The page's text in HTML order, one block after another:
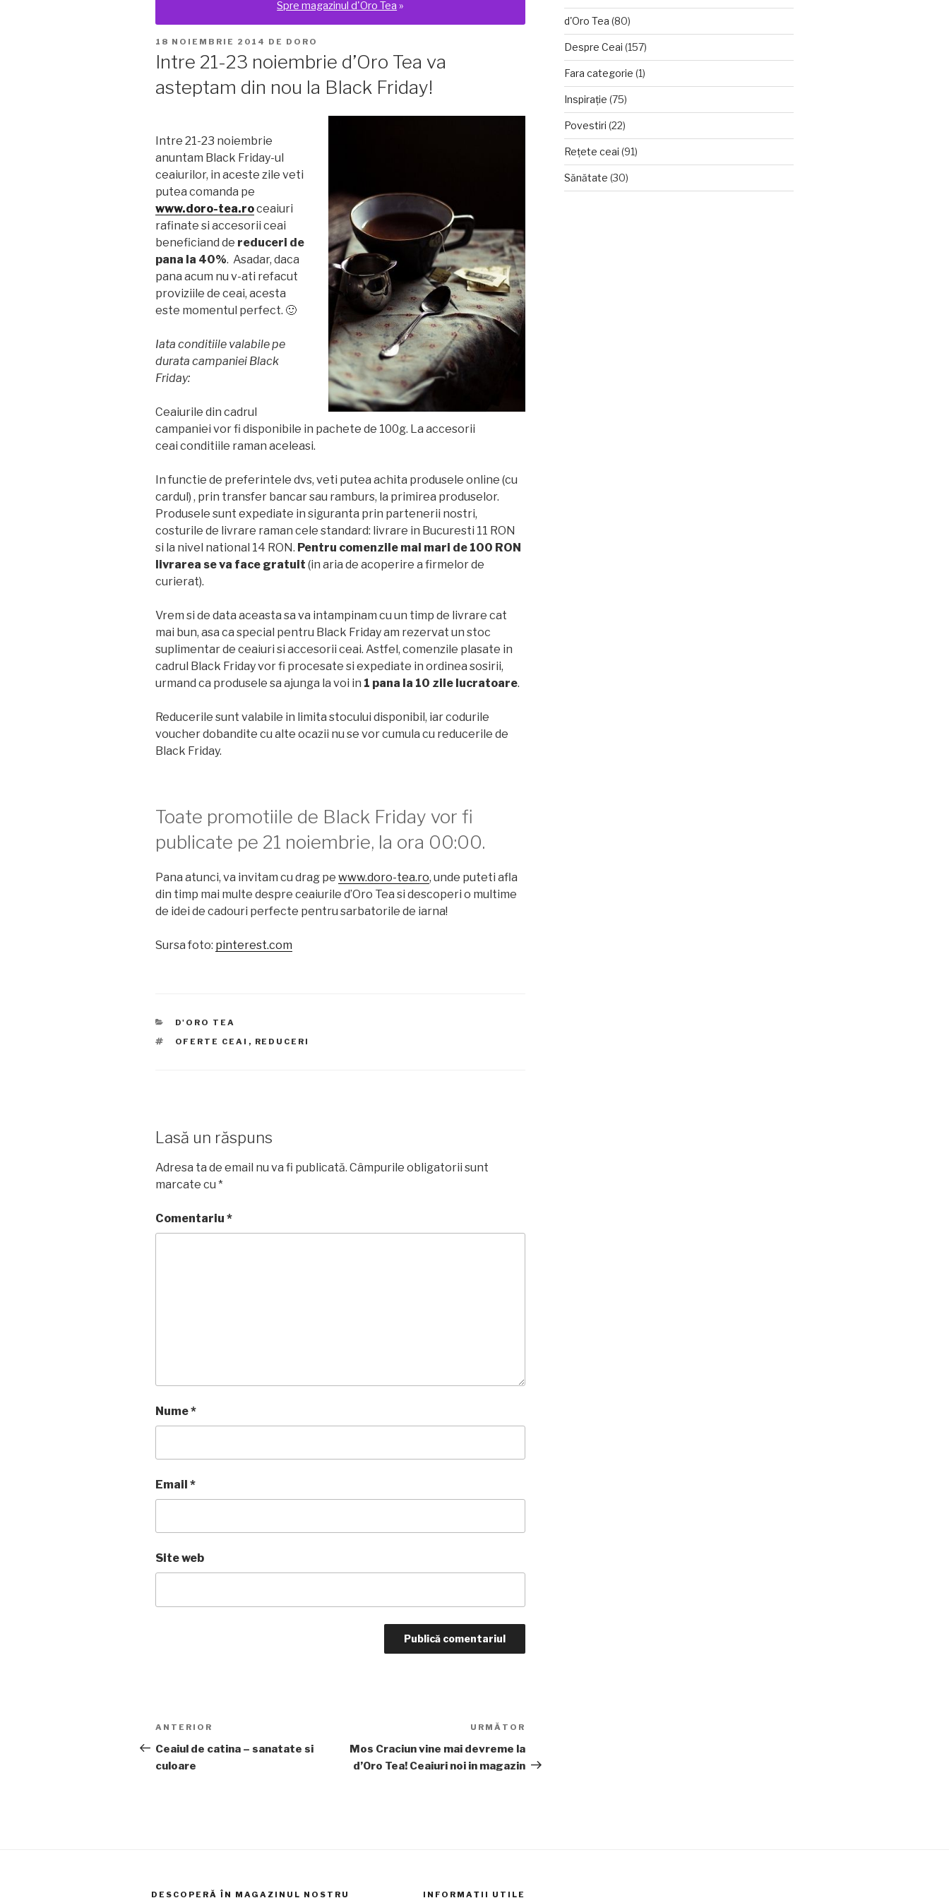
Spre magazinul d'Oro Tea »
PUBLICAT
18 NOIEMBRIE 2014 DE DORO
Intre 21-23 noiembrie d’Oro Tea va
asteptam din nou la Black Friday!
Intre 21-23 noiembrie
anuntam Black Friday-ul
ceaiurilor, in aceste zile veti
putea comanda pe
www.doro-tea.roceaiuri
rafinate si accesorii ceai
beneficiand de reduceri de
pana la 40%. Asadar, daca
pana acum nu v-ati refacut
proviziile de ceai, acesta
este momentul perfect. 🙂
Iata conditiile valabile pe
durata campaniei Black
Friday:
Ceaiurile din cadrul
campaniei vor fi disponibile in pachete de 100g. La accesorii
ceai conditiile raman aceleasi.
In functie de preferintele dvs, veti putea achita produsele online (cu
cardul) , prin transfer bancar sau ramburs, la primirea produselor.
Produsele sunt expediate in siguranta prin partenerii nostri,
costurile de livrare raman cele standard: livrare in Bucuresti 11 RON
si la nivel national 14 RON. Pentru comenzile mai mari de 100 RON
livrarea se va face gratuit (in aria de acoperire a firmelor de
curierat).
Vrem si de data aceasta sa va intampinam cu un timp de livrare cat
mai bun, asa ca special pentru Black Friday am rezervat un stoc
suplimentar de ceaiuri si accesorii ceai. Astfel, comenzile plasate in
cadrul Black Friday vor fi procesate si expediate in ordinea sosirii,
urmand ca produsele sa ajunga la voi in 1 pana la 10 zile lucratoare.
Reducerile sunt valabile in limita stocului disponibil, iar codurile
voucher dobandite cu alte ocazii nu se vor cumula cu reducerile de
Black Friday.
Toate promotiile de Black Friday vor fi
publicate pe 21 noiembrie, la ora 00:00.
Pana atunci, va invitam cu drag pe www.doro-tea.ro, unde puteti afla
din timp mai multe despre ceaiurile d’Oro Tea si descoperi o multime
de idei de cadouri perfecte pentru sarbatorile de iarna!
Sursa foto: pinterest.com
CATEGORII
D'ORO TEA
ETICHETE
OFERTE CEAI , REDUCERI
Lasă un răspuns
Adresa ta de email nu va fi publicată. Câmpurile obligatorii sunt
marcate cu *
Comentariu *
Nume*
Email *
Site web
Navigare
în
articole
Articolul
anterior
ANTERIOR
Ceaiul de catina – sanatate si
culoare
următor
URMĂTOR
Mos Craciun vine mai devreme la
d’Oro Tea! Ceaiuri noi in magazin
d'Oro Tea (80)
Despre Ceai (157)
Fara categorie (1)
Inspirație (75)
Povestiri (22)
Rețete ceai (91)
Sănătate (30)
DESCOPERĂ ÎN MAGAZINUL NOSTRU INFORMAȚII UTILE